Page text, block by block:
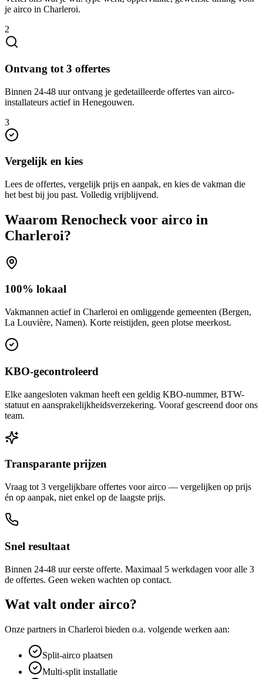
je airco in Charleroi.
2
Ontvang tot 3 offertes
Binnen 24-48 uur ontvang je gedetailleerde offertes van airco-
installateurs actief in Henegouwen.
3
Vergelijk en kies
Lees de offertes, vergelijk prijs en aanpak, en kies de vakman die
het best bij jou past. Volledig vrijblijvend.
Waarom Renocheck voor airco in
Charleroi?
100% lokaal
Vakmannen actief in Charleroi en omliggende gemeenten (Bergen,
La Louvière, Namen). Korte reistijden, geen plotse meerkost.
KBO-gecontroleerd
Elke aangesloten vakman heeft een geldig KBO-nummer, BTW-
statuut en aansprakelijkheidsverzekering. Vooraf gescreend door ons
team.
Transparante prijzen
Vraag tot 3 vergelijkbare offertes voor airco — vergelijken op prijs
én op aanpak, niet enkel op de laagste prijs.
Snel resultaat
Binnen 24-48 uur eerste offerte. Maximaal 5 werkdagen voor alle 3
de offertes. Geen weken wachten op contact.
Wat valt onder airco?
Onze partners in Charleroi bieden o.a. volgende werken aan:
Split-airco plaatsen
Multi-split installatie